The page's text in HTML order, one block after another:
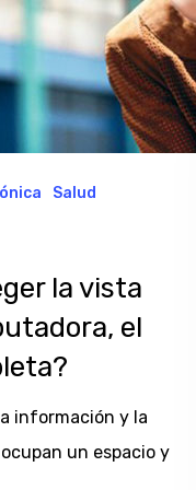
Salud
la vista
el
información y la
un espacio y